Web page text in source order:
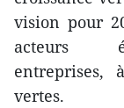
vision pour
acteurs
entreprises,
vertes.